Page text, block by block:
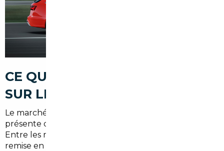
CE QUE VOUS PAYEZ EN TROP
SUR LE MARCHÉ LOCAL
Le marché automobile classique en Île-de-France
présente des prix parmi les plus élevés de France.
Entre les marges des concessionnaires, les frais de
remise en état non transparents et la pression